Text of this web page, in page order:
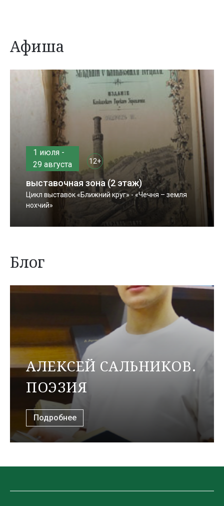
Афиша
1 июля -
29 августа
12+
выставочная зона (2 этаж)
Цикл выставок «Ближний круг» - «Чечня – земля
нохчий»
Блог
АЛЕКСЕЙ САЛЬНИКОВ.
ПОЭЗИЯ
Подробнее